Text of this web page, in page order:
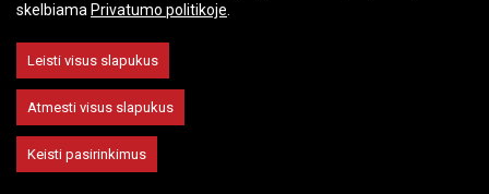
El. paštas: komisija@vkpk.lt
Keisti slapukų nustatymus
skelbiama Privatumo politikoje
Leisti visus slapukus
Atmesti visus slapukus
Keisti pasirinkimus